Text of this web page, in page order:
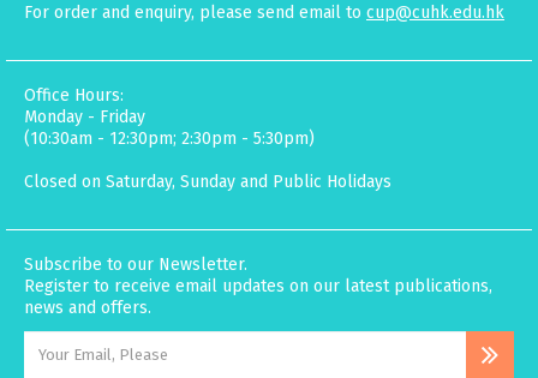
For order and enquiry, please send email to cup@cuhk.edu.hk
Office Hours:
Monday - Friday
(10:30am - 12:30pm; 2:30pm - 5:30pm)
Closed on Saturday, Sunday and Public Holidays
Subscribe to our Newsletter.
Register to receive email updates on our latest publications,
news and offers.